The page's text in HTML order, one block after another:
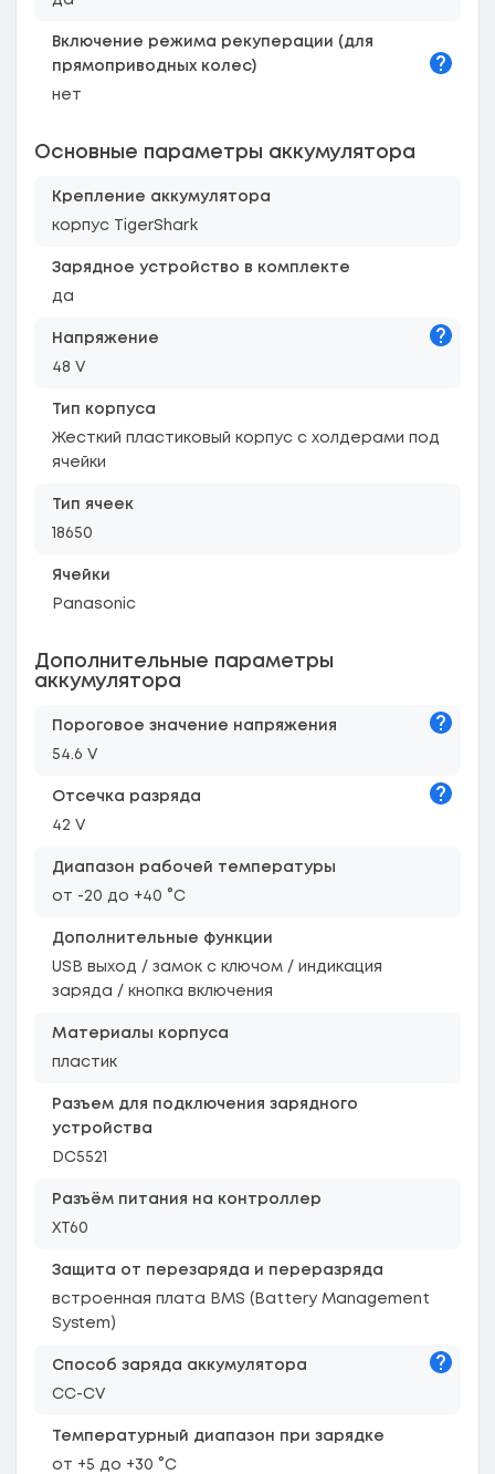
Включение режима рекуперации (для
прямоприводных колес)
нет
Основные параметры аккумулятора
Крепление аккумулятора
корпус TigerShark
Зарядное устройство в комплекте
да
Напряжение
48 V
Тип корпуса
Жесткий пластиковый корпус с холдерами под
ячейки
Тип ячеек
18650
Ячейки
Panasonic
Дополнительные параметры
аккумулятора
Пороговое значение напряжения
54.6 V
Отсечка разряда
42 V
Диапазон рабочей температуры
от -20 до +40 °C
Дополнительные функции
USB выход / замок с ключом / индикация
заряда / кнопка включения
Материалы корпуса
пластик
Разъем для подключения зарядного
устройства
DC5521
Разъём питания на контроллер
XT60
Защита от перезаряда и переразряда
встроенная плата BMS (Battery Management
System)
Способ заряда аккумулятора
CC-CV
Температурный диапазон при зарядке
от +5 до +30 °C